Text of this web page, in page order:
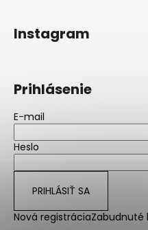
Instagram
Prihlásenie
E-mail
Heslo
PRIHLÁSIŤ SA
Nová registráciaZabudnuté